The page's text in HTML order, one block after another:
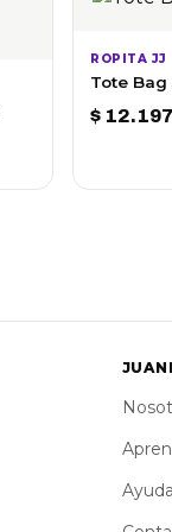
ROPITA JJ
Tote Bag
$ 12.197